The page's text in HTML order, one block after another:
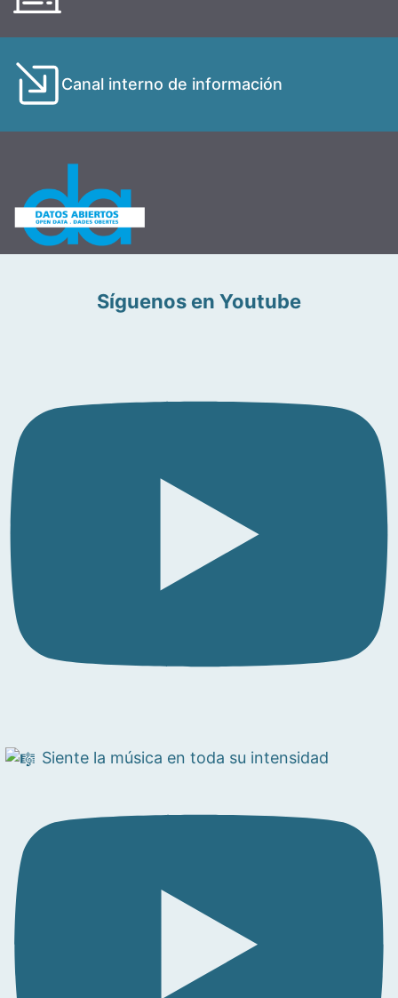
Canal interno de información
Síguenos en Youtube
Siente la música en toda su intensidad